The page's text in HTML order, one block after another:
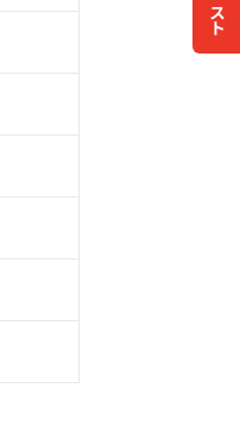
リスト